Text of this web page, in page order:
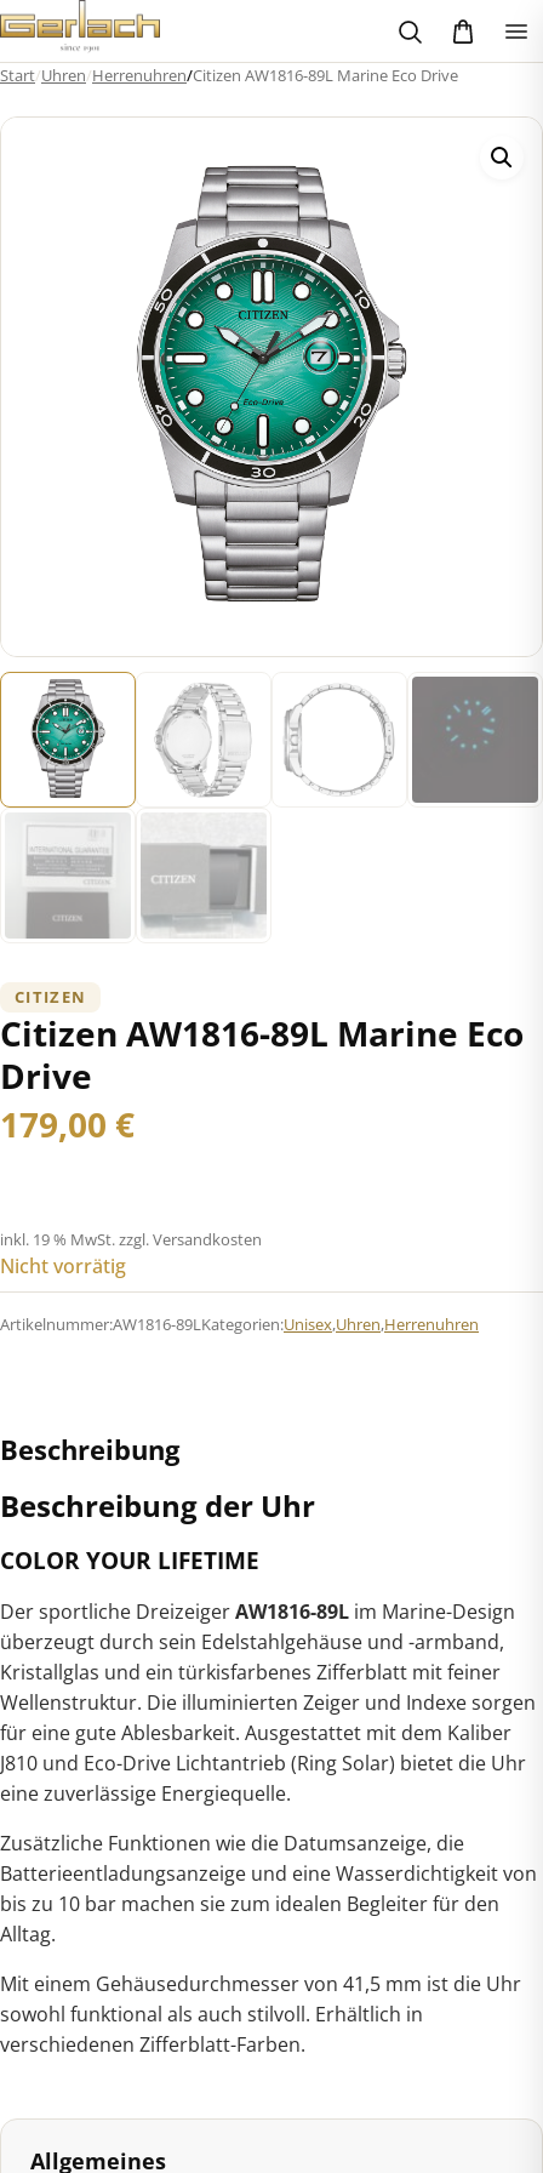
Zum
Inhalt
springen
Start/Uhren/Herrenuhren/Citizen AW1816-89L Marine Eco Drive
CITIZEN
Citizen AW1816-89L Marine Eco
Drive
179,00 €
inkl. 19 % MwSt.zzgl. Versandkosten
Nicht vorrätig
Artikelnummer:AW1816-89LKategorien:Unisex,Uhren,Herrenuhren
Beschreibung
Beschreibung der Uhr
COLOR YOUR LIFETIME
Der sportliche DreizeigerAW1816-89L im Marine-Design
überzeugt durch sein Edelstahlgehäuse und -armband,
Kristallglas und ein türkisfarbenes Zifferblatt mit feiner
Wellenstruktur. Die illuminierten Zeiger und Indexe sorgen
für eine gute Ablesbarkeit. Ausgestattet mit dem Kaliber
J810 und Eco-Drive Lichtantrieb (Ring Solar) bietet die Uhr
eine zuverlässige Energiequelle.
Zusätzliche Funktionen wie die Datumsanzeige, die
Batterieentladungsanzeige und eine Wasserdichtigkeit von
bis zu 10 bar machen sie zum idealen Begleiter für den
Alltag.
Mit einem Gehäusedurchmesser von 41,5 mm ist die Uhr
sowohl funktional als auch stilvoll. Erhältlich in
verschiedenen Zifferblatt-Farben.
Allgemeines